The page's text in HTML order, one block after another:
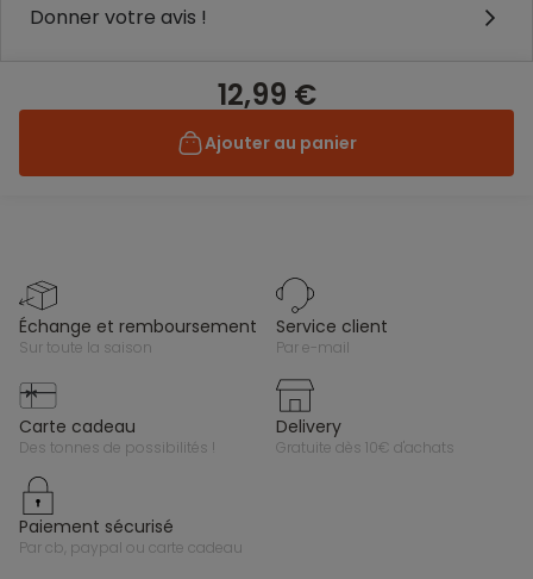
Donner votre avis !
12,99 €
Ajouter au panier
échange et remboursement
sur toute la saison
service client
par e-mail
carte cadeau
des tonnes de possibilités !
delivery
gratuite dès 10€ d'achats
paiement sécurisé
par cb, paypal ou carte cadeau